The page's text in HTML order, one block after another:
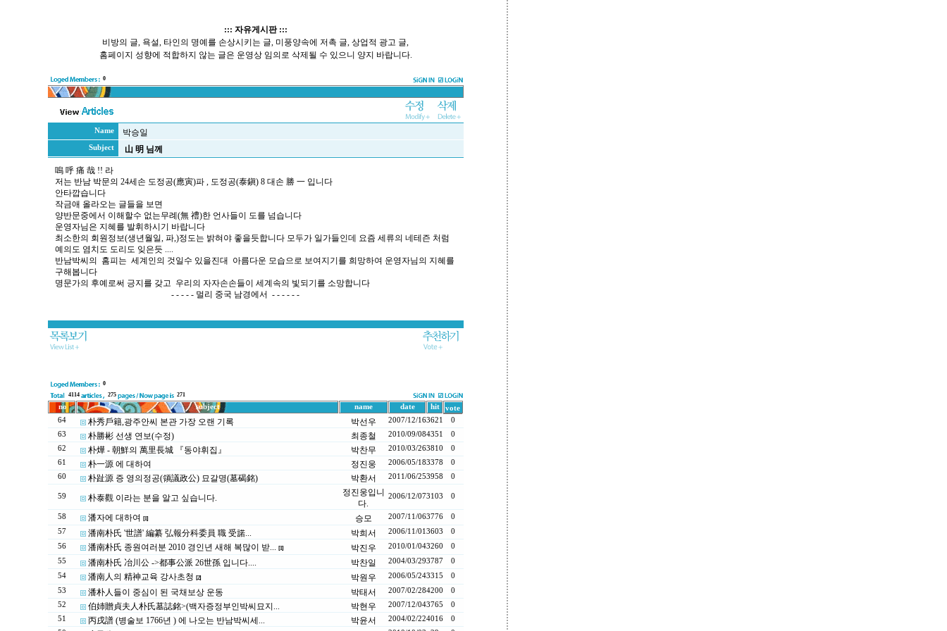
::: 자유게시판 :::
비방의 글, 욕설, 타인의 명예를 손상시키는 글, 미풍양속에 저촉 글, 상업적 광고 글,
홈페이지 성향에 적합하지 않는 글은 운영상 임의로 삭제될 수 있으니 양지 바랍니다.
0
Name 박승일
Subject 山 明 님께
嗚 呼 痛 哉 !! 라
저는 반남 박문의 24세손 도정공(應寅)파 , 도정공(泰鎭) 8 대손 勝 一 입니다
안타깝습니다
작금애 올라오는 글들을 보면
양반문중에서 이해할수 없는무례(無 禮)한 언사들이 도를 넘습니다
운영자님은 지혜를 발휘하시기 바랍니다
최소한의 회원정보(생년월일, 파,)정도는 밝혀야 좋을듯합니다 모두가 일가들인데 요즘 세류의 네테즌 처럼
예의도 염치도 도리도 잊은듯 ....
반남박씨의 홈피는 세계인의 것일수 있을진대 아름다운 모습으로 보여지기를 희망하여 운영자님의 지혜를
구해봅니다
명문가의 후예로써 긍지를 갖고 우리의 자자손손들이 세계속의 빛되기를 소망합니다
- - - - - 멀리 중국 남경에서 - - - - - -
0
4114
275 271
no subject name date hit
vote
64
朴秀戶籍,광주안씨 본관 가장 오랜 기록 박선우 2007/12/163621
0
63
朴勝彬 선생 연보(수정) 최종철 2010/09/084351
0
62
朴燁 - 朝鮮의 萬里長城 『동야휘집』 박찬무 2010/03/263810
0
61
朴一源 에 대하여 정진웅 2006/05/183378
0
60
朴趾源 증 영의정공(領議政公) 묘갈명(墓碣銘) 박환서 2011/06/253958 0
59 朴泰觀 이라는 분을 알고 싶습니다.
정진웅입니
다.
2006/12/073103 0
58 潘자에 대하여 [1] 승모 2007/11/063776
0
57
潘南朴氏 '世譜' 編纂 弘報分科委員 職 受諾... 박희서 2006/11/01 3603
0
56
潘南朴氏 종원여러분 2010 경인년 새해 복많이 받... [1] 박진우 2010/01/043260
0
55
潘南朴氏 冶川公 ->都事公派 26世孫 입니다.... 박찬일 2004/03/293787
0
54
潘南人의 精神교육 강사초청 [2] 박원우 2006/05/243315
0
53
潘朴人들이 중심이 된 국채보상 운동 박태서 2007/02/284200
0
52
伯姉贈貞夫人朴氏墓誌銘>(백자증정부인박씨묘지... 박현우 2007/12/043765
0
51
丙戌譜 (병술보 1766년 ) 에 나오는 반남박씨세... 박윤서 2004/02/224016
0